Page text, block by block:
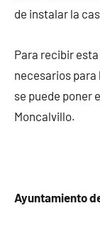
de instalar la
Para recibir
necesarios
se puede poner
Moncalvillo.
Ayuntamiento